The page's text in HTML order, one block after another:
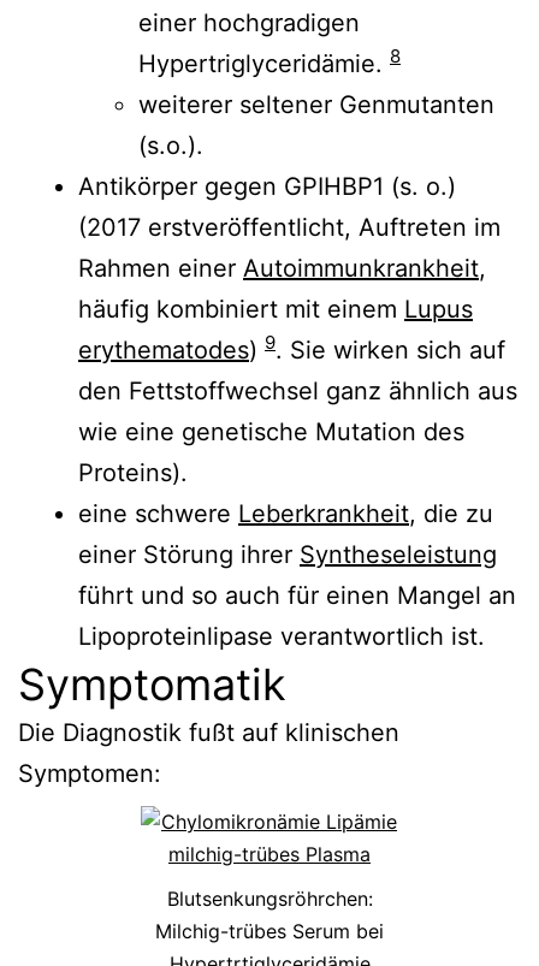
einer hochgradigen
Hypertriglyceridämie. 8
weiterer seltener Genmutanten
(s.o.).
Antikörper gegen GPIHBP1 (s. o.)
(2017 erstveröffentlicht, Auftreten im
Rahmen einer Autoimmunkrankheit,
häufig kombiniert mit einem Lupus
erythematodes) 9. Sie wirken sich auf
den Fettstoffwechsel ganz ähnlich aus
wie eine genetische Mutation des
Proteins).
eine schwere Leberkrankheit, die zu
einer Störung ihrer Syntheseleistung
führt und so auch für einen Mangel an
Lipoproteinlipase verantwortlich ist.
Symptomatik
Die Diagnostik fußt auf klinischen
Symptomen:
Blutsenkungsröhrchen:
Milchig-trübes Serum bei